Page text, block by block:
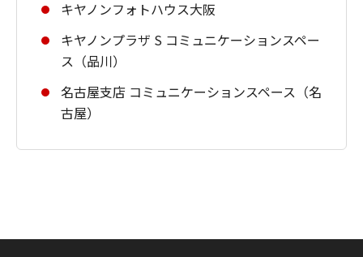
キヤノンフォトハウス大阪
キヤノンプラザ S コミュニケーションスペー
ス（品川）
名古屋支店 コミュニケーションスペース（名
古屋）